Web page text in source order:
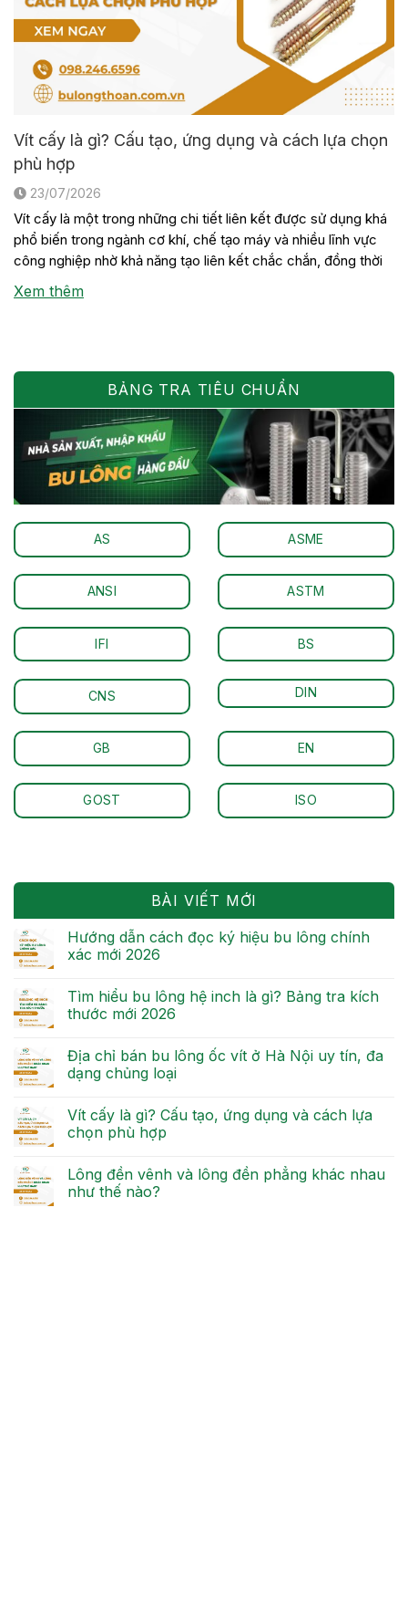
Vít cấy là gì? Cấu tạo, ứng dụng và cách lựa chọn
phù hợp
23/07/2026
Vít cấy là một trong những chi tiết liên kết được sử dụng khá
phổ biến trong ngành cơ khí, chế tạo máy và nhiều lĩnh vực
công nghiệp nhờ khả năng tạo liên kết chắc chắn, đồng thời
thuận tiện cho việc tháo lắp khi cần bảo trì hoặc thay thế thiết
bị. Mặc […]
Xem thêm
BẢNG TRA TIÊU CHUẨN
AS ASME
ANSI ASTM
IFI BS
CNS DIN
GB EN
GOST ISO
BÀI VIẾT MỚI
Hướng dẫn cách đọc ký hiệu bu lông chính
xác mới 2026
Tìm hiểu bu lông hệ inch là gì? Bảng tra kích
thước mới 2026
Địa chỉ bán bu lông ốc vít ở Hà Nội uy tín, đa
dạng chủng loại
Vít cấy là gì? Cấu tạo, ứng dụng và cách lựa
chọn phù hợp
Lông đền vênh và lông đền phẳng khác nhau
như thế nào?